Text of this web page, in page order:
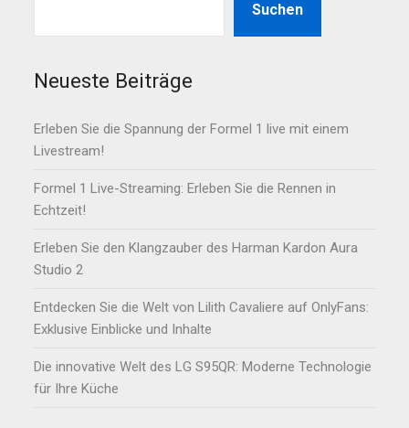
Suchen
Neueste Beiträge
Erleben Sie die Spannung der Formel 1 live mit einem
Livestream!
Formel 1 Live-Streaming: Erleben Sie die Rennen in
Echtzeit!
Erleben Sie den Klangzauber des Harman Kardon Aura
Studio 2
Entdecken Sie die Welt von Lilith Cavaliere auf OnlyFans:
Exklusive Einblicke und Inhalte
Die innovative Welt des LG S95QR: Moderne Technologie
für Ihre Küche